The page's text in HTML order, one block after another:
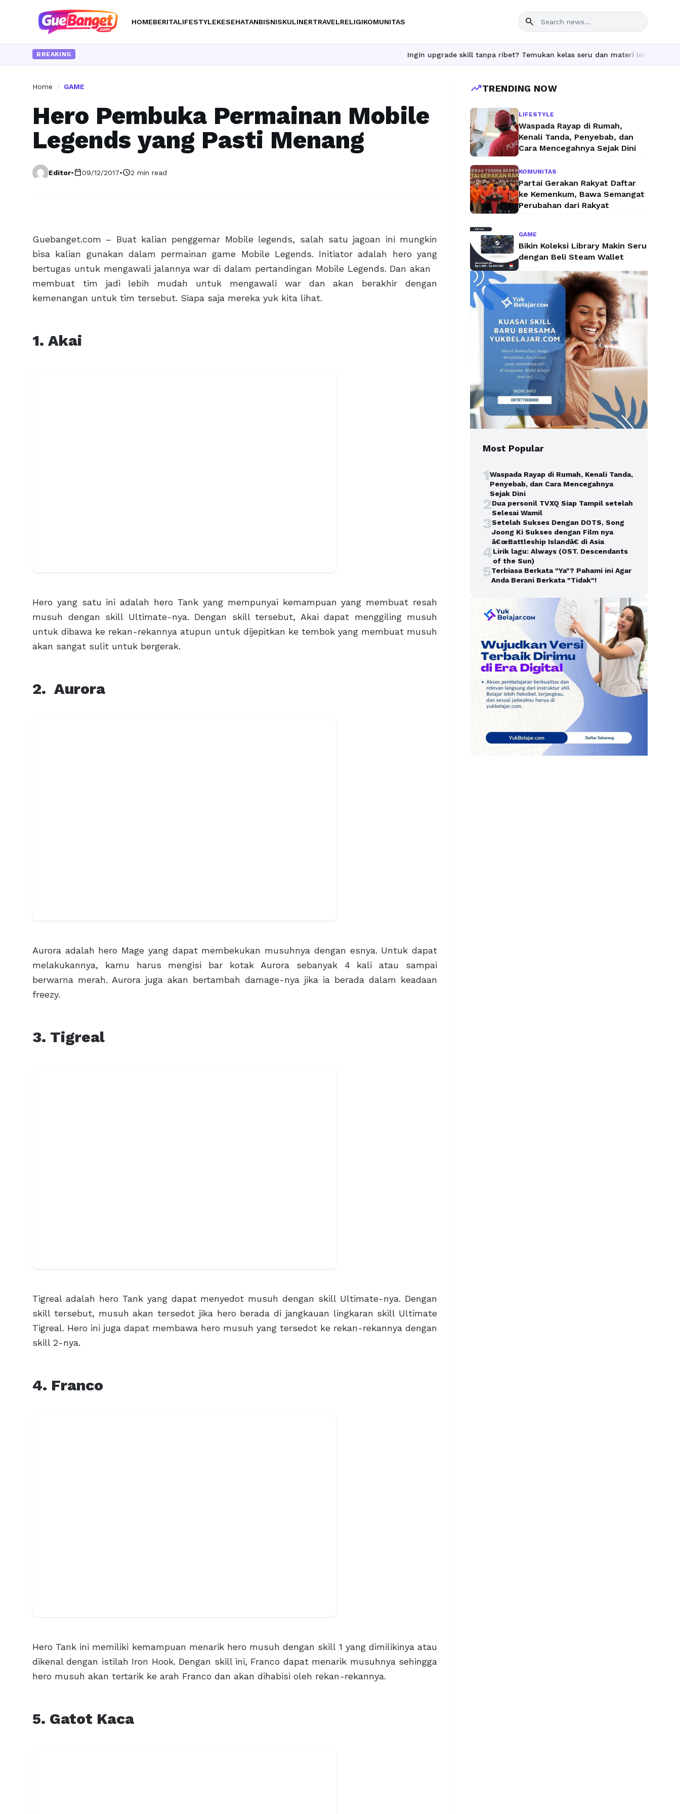
HOMEBERITALIFESTYLEKESEHATANBISNISKULINERTRAVELRELIGIKOMUNITAS search
BREAKING Ingin upgrade skill tanpa ribet? Temukan kelas seru dan materi lengkap hanya di
Home / GAME
Hero Pembuka Permainan Mobile
Legends yang Pasti Menang
Editor•calendar_today09/12/2017•schedule2 min read
Guebanget.com – Buat kalian penggemar Mobile legends, salah satu jagoan ini mungkin
bisa kalian gunakan dalam permainan game Mobile Legends. Initiator adalah hero yang
bertugas untuk mengawali jalannya war di dalam pertandingan Mobile Legends. Dan akan
membuat tim jadi lebih mudah untuk mengawali war dan akan berakhir dengan
kemenangan untuk tim tersebut. Siapa saja mereka yuk kita lihat.
1. Akai
Hero yang satu ini adalah hero Tank yang mempunyai kemampuan yang membuat resah
musuh dengan skill Ultimate-nya. Dengan skill tersebut, Akai dapat menggiling musuh
untuk dibawa ke rekan-rekannya atupun untuk dijepitkan ke tembok yang membuat musuh
akan sangat sulit untuk bergerak.
2. Aurora
Aurora adalah hero Mage yang dapat membekukan musuhnya dengan esnya. Untuk dapat
melakukannya, kamu harus mengisi bar kotak Aurora sebanyak 4 kali atau sampai
berwarna merah. Aurora juga akan bertambah damage-nya jika ia berada dalam keadaan
freezy.
3. Tigreal
Tigreal adalah hero Tank yang dapat menyedot musuh dengan skill Ultimate-nya. Dengan
skill tersebut, musuh akan tersedot jika hero berada di jangkauan lingkaran skill Ultimate
Tigreal. Hero ini juga dapat membawa hero musuh yang tersedot ke rekan-rekannya dengan
skill 2-nya.
4. Franco
Hero Tank ini memiliki kemampuan menarik hero musuh dengan skill 1 yang dimilikinya atau
dikenal dengan istilah Iron Hook. Dengan skill ini, Franco dapat menarik musuhnya sehingga
hero musuh akan tertarik ke arah Franco dan akan dihabisi oleh rekan-rekannya.
5. Gatot Kaca
trending_upTRENDING NOW
LIFESTYLE
Waspada Rayap di Rumah,
Kenali Tanda, Penyebab, dan
Cara Mencegahnya Sejak Dini
KOMUNITAS
Partai Gerakan Rakyat Daftar
ke Kemenkum, Bawa Semangat
Perubahan dari Rakyat
GAME
Bikin Koleksi Library Makin Seru
dengan Beli Steam Wallet
Most Popular
1Waspada Rayap di Rumah, Kenali Tanda,
Penyebab, dan Cara Mencegahnya
Sejak Dini
2Dua personil TVXQ Siap Tampil setelah
Selesai Wamil
3Setelah Sukses Dengan DOTS, Song
Joong Ki Sukses dengan Film nya
â€œBattleship Islandâ€ di Asia
4Lirik lagu: Always (OST. Descendants
of the Sun)
5Terbiasa Berkata "Ya"? Pahami ini Agar
Anda Berani Berkata "Tidak"!